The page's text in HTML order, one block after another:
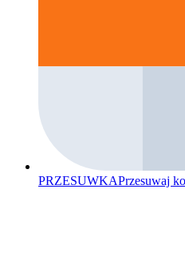
PRZESUWKAPrzesuwaj